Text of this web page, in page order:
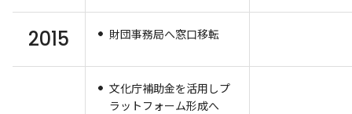
2015 財団事務局へ窓口移転
文化庁補助金を活用しプ
ラットフォーム形成へ